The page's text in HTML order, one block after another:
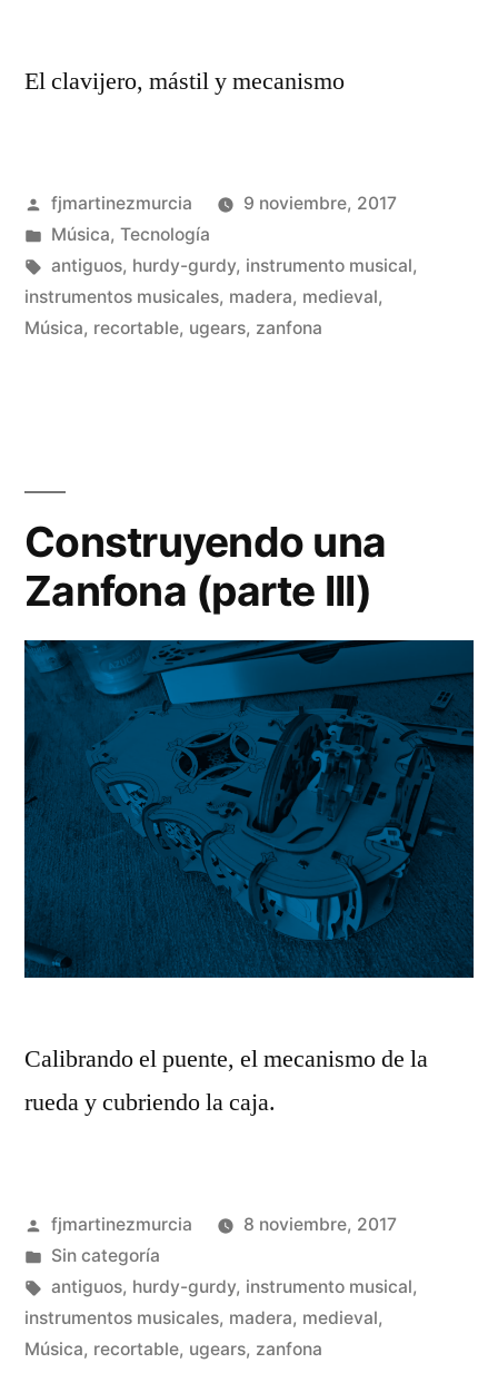
El clavijero, mástil y mecanismo
Publicado
por
fjmartinezmurcia
9 noviembre, 2017
Publicado
en
Música, Tecnología
Etiquetas:
antiguos, hurdy-gurdy, instrumento musical,
instrumentos musicales, madera, medieval,
Música, recortable, ugears, zanfona
Construyendo una
Zanfona (parte III)
Calibrando el puente, el mecanismo de la
rueda y cubriendo la caja.
Publicado
por
fjmartinezmurcia
8 noviembre, 2017
Publicado
en
Sin categoría
Etiquetas:
antiguos, hurdy-gurdy, instrumento musical,
instrumentos musicales, madera, medieval,
Música, recortable, ugears, zanfona